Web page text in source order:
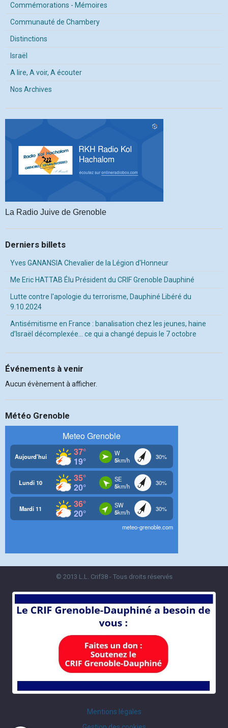
Commémorations - Mémoires
Communauté de Chambery
Distinctions
Israël
A lire, A voir, A écouter
Nos Archives
La Radio Juive de Grenoble
Derniers billets
Yves GANANSIA Chevalier de la Légion d'Honneur
Me Eric HATTAB Élu Président du CRIF Grenoble Dauphiné
Lutte contre l'apologie du terrorisme, Dauphiné Libéré du
9.10.2024
Antisémitisme en France : banalisation chez les jeunes, haine
d’Israël décomplexée… ce qui a changé depuis le 7 octobre
Événements à venir
Aucun évènement à afficher.
Météo Grenoble
© 2013 L.L. Crif38 - Tous droits réservés
Mentions légales